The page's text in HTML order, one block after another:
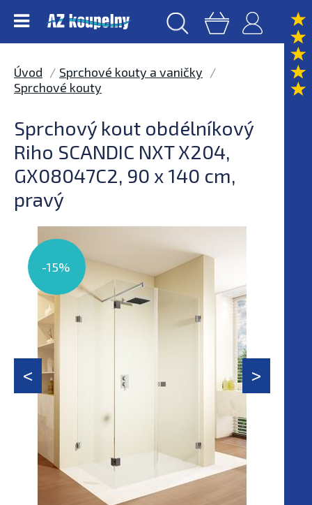
Úvod
Sprchové kouty a vaničky
Sprchové kouty
Sprchový kout obdélníkový
Riho SCANDIC NXT X204,
GX08047C2, 90 x 140 cm,
pravý
-15%